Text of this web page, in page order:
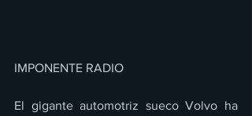
IMPONENTE RADIO
El gigante automotriz sueco Volvo ha